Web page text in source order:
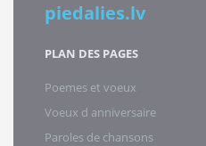
piedalies.lv
PLAN DES PAGES
Poemes et voeux
Voeux d anniversaire
Paroles de chansons